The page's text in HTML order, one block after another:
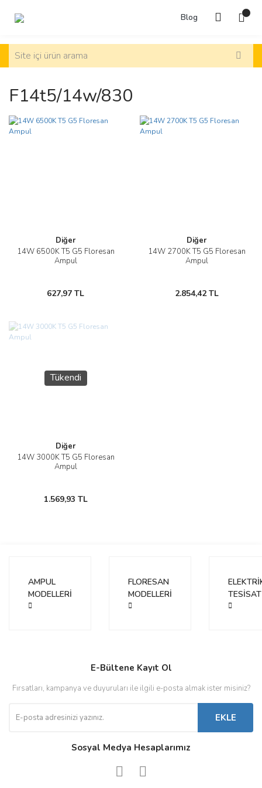
Blog
F14t5/14w/830
Diğer
14W 6500K T5 G5 Floresan
Ampul
627,97 TL
Diğer
14W 2700K T5 G5 Floresan
Ampul
2.854,42 TL
Tükendi
Diğer
14W 3000K T5 G5 Floresan
Ampul
1.569,93 TL
AMPUL
MODELLERİ
FLORESAN
MODELLERİ
TESİSAT
E-Bültene Kayıt Ol
Fırsatları, kampanya ve duyuruları ile ilgili e-posta almak ister misiniz?
EKLE
Sosyal Medya Hesaplarımız